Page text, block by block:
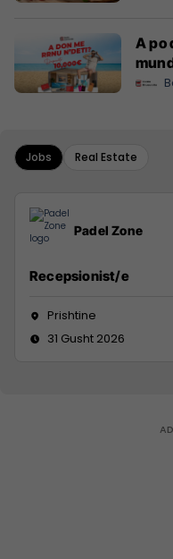
A po
Jobs Real Estate
Padel Zone
Recepsionist/e
Prishtine
31 Gusht 2026